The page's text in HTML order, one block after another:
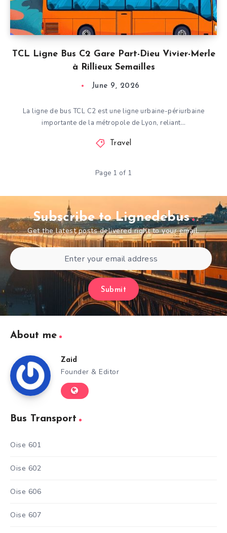
TCL Ligne Bus C2 Gare Part-Dieu Vivier-Merle
à Rillieux Semailles
June 9, 2026
La ligne de bus TCL C2 est une ligne urbaine-périurbaine
importante de la métropole de Lyon, reliant…
Travel
Page 1 of 1
Subscribe to Lignedebus
Get the latest posts delivered right to your email.
Submit
About me
Zaid
Founder & Editor
Bus Transport
Oise 601
Oise 602
Oise 606
Oise 607